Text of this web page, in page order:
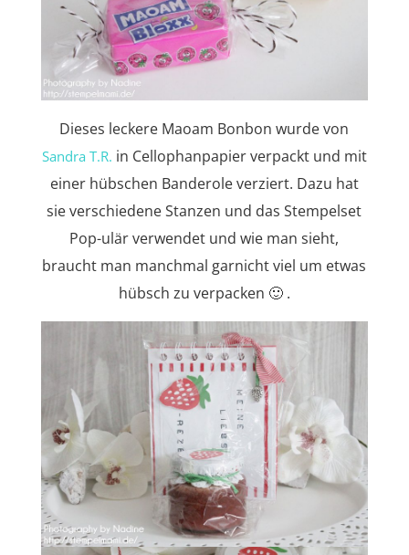
Dieses leckere Maoam Bonbon wurde von
Sandra T.R. in Cellophanpapier verpackt und mit
einer hübschen Banderole verziert. Dazu hat
sie verschiedene Stanzen und das Stempelset
Pop-ulär verwendet und wie man sieht,
braucht man manchmal garnicht viel um etwas
hübsch zu verpacken 🙂 .